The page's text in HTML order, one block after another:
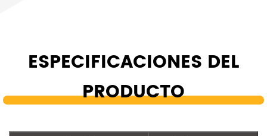
ESPECIFICACIONES DEL
PRODUCTO